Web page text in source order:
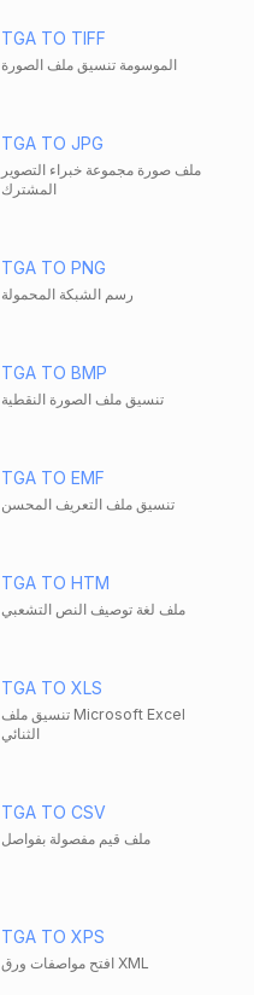
TGA TO TIFF
الموسومة تنسيق ملف الصورة
TGA TO JPG
ملف صورة مجموعة خبراء التصوير
المشترك
TGA TO PNG
رسم الشبكة المحمولة
TGA TO BMP
تنسيق ملف الصورة النقطية
TGA TO EMF
تنسيق ملف التعريف المحسن
TGA TO HTM
ملف لغة توصيف النص التشعبي
TGA TO XLS
تنسيق ملف Microsoft Excel
الثنائي
TGA TO CSV
ملف قيم مفصولة بفواصل
TGA TO XPS
افتح مواصفات ورق XML